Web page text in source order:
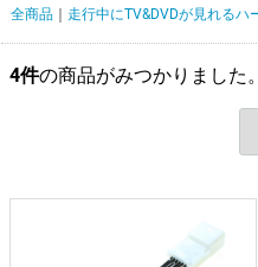
全商品 走行中にTV&DVDが見れるハ
4件の商品がみつかりました。